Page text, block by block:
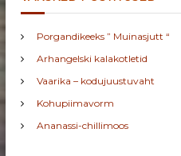
Porgandikeeks ” Muinasjutt “
Arhangelski kalakotletid
Vaarika – kodujuustuvaht
Kohupiimavorm
Ananassi-chillimoos